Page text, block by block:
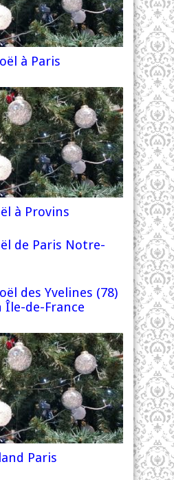
à Paris
à Provins
de Paris Notre-
des Yvelines (78)
Île-de-France
Paris